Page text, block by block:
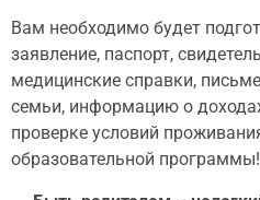
Вам необходимо будет
заявление, паспорт,
медицинские справки,
семьи, информацию о
проверке условий
образовательной программы!